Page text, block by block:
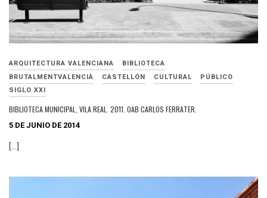
ARQUITECTURA VALENCIANA
BIBLIOTECA
BRUTALMENTVALENCIÀ
CASTELLÓN CULTURAL
PÚBLICO
SIGLO XXI
BIBLIOTECA MUNICIPAL, VILA REAL. 2011. OAB CARLOS FERRATER.
5 DE JUNIO DE 2014
[…]